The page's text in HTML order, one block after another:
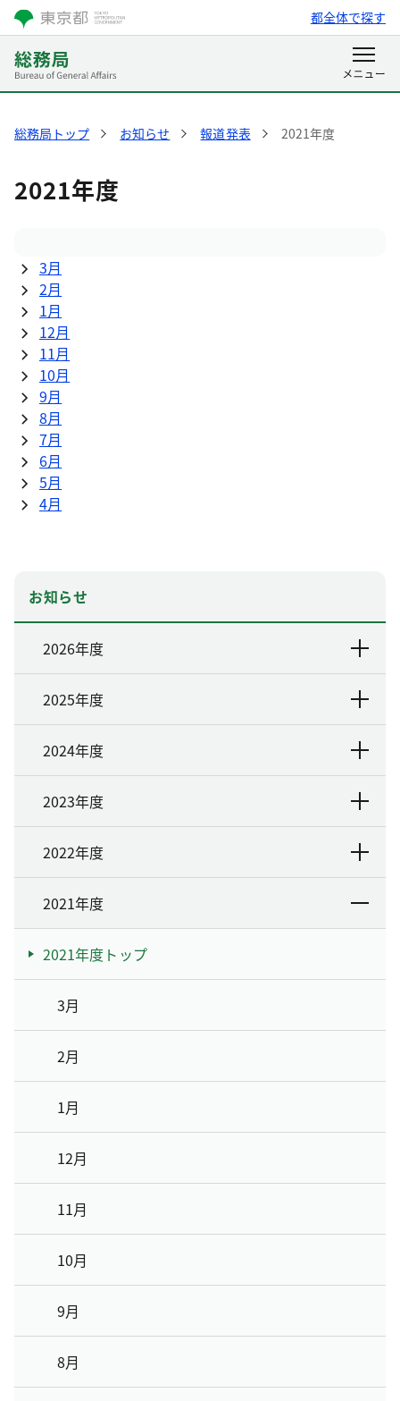
都全体で探す
総務局トップ お知らせ 報道発表 2021年度
2021年度
3月
2月
1月
12月
11月
10月
9月
8月
7月
6月
5月
4月
お知らせ
2026年度
2025年度
2024年度
2023年度
2022年度
2021年度
2021年度トップ
3月
2月
1月
12月
11月
10月
9月
8月